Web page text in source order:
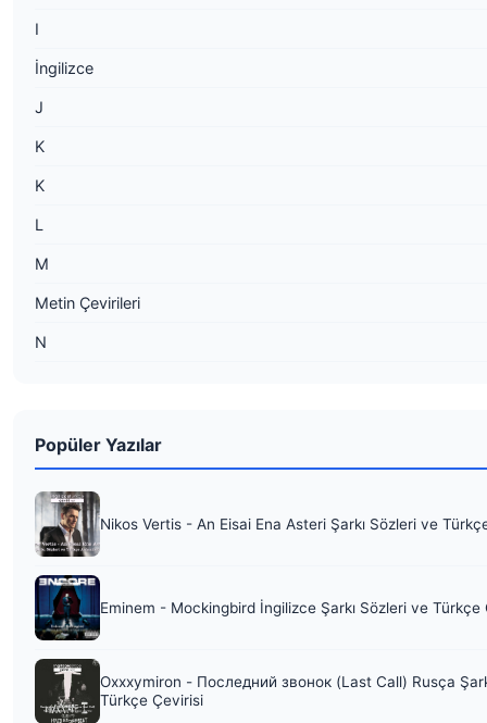
I
İngilizce
J
K
K
L
M
Metin Çevirileri
N
Popüler Yazılar
Nikos Vertis - An Eisai Ena Asteri Şarkı Sözleri ve
Eminem - Mockingbird İngilizce Şarkı Sözleri ve Türkçe
Oxxxymiron - Последний звонок (Last Call) Rusça
Türkçe Çevirisi